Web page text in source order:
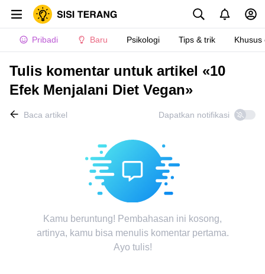
Pribadi Baru Psikologi Tips & trik Khusus
Tulis komentar untuk artikel «10
Efek Menjalani Diet Vegan»
Baca artikel Dapatkan notifikasi
Kamu beruntung! Pembahasan ini kosong,
artinya, kamu bisa menulis komentar pertama.
Ayo tulis!